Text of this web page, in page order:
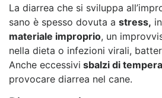
La diarrea che si sviluppa
sano è spesso dovuta a stress,
materiale improprio, un
nella dieta o infezioni virali,
Anche eccessivi sbalzi di
provocare diarrea nel cane.